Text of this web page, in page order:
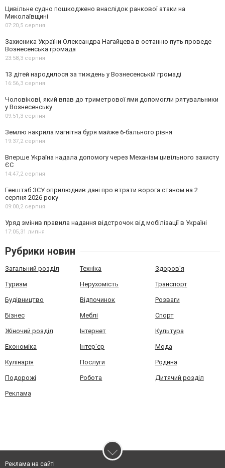
Цивільне судно пошкоджено внаслідок ранкової атаки на
Миколаївщині
07:20,5 серпня
Захисника України Олександра Нагайцева в останню путь проведе
Вознесенська громада
23:58,3 серпня
13 дітей народилося за тиждень у Вознесенській громаді
16:56,3 серпня
Чоловікові, який впав до триметрової ями допомогли рятувальники
у Вознесенську
09:51,3 серпня
Землю накрила магнітна буря майже 6-бального рівня
19:37,2 серпня
Вперше Україна надала допомогу через Механізм цивільного захисту
ЄС
14:47,2 серпня
Генштаб ЗСУ оприлюднив дані про втрати ворога станом на 2
серпня 2026 року
09:00,2 серпня
Уряд змінив правила надання відстрочок від мобілізації в Україні
17:05,31 липня
Рубрики новин
Загальний розділ Техніка Здоров'я
Туризм Нерухомість Транспорт
Будівництво Відпочинок Розваги
Бізнес Меблі Спорт
Жіночий розділ Інтернет Культура
Економіка Інтер'єр Мода
Кулінарія Послуги Родина
Подорожі Робота Дитячий розділ
Реклама
Реклама на сайті